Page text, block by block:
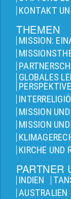
KONTAKT
THEMEN
MISSION:
GLOBALES
PERSPEKTIVE
MISSION
MISSION
KIRCHE UND
PARTNER
INDIEN
AUSTRALIEN